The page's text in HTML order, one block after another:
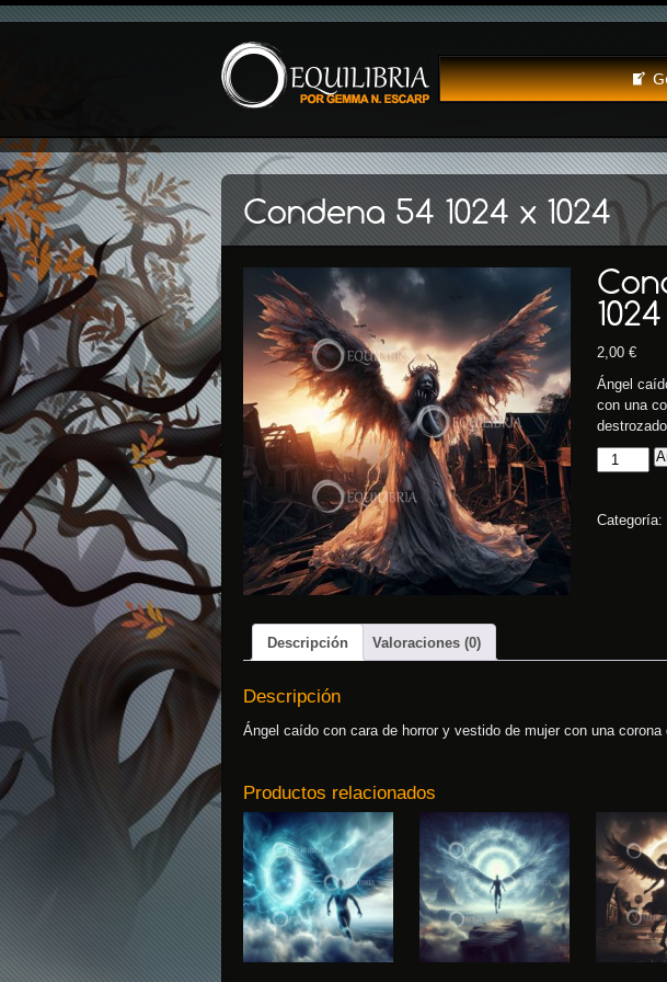
2,00€
Ángel
con una
Categoría:
Descripción Valoraciones (0)
Descripción
Ángel caído con cara de horror y vestido de mujer con una
Productos relacionados